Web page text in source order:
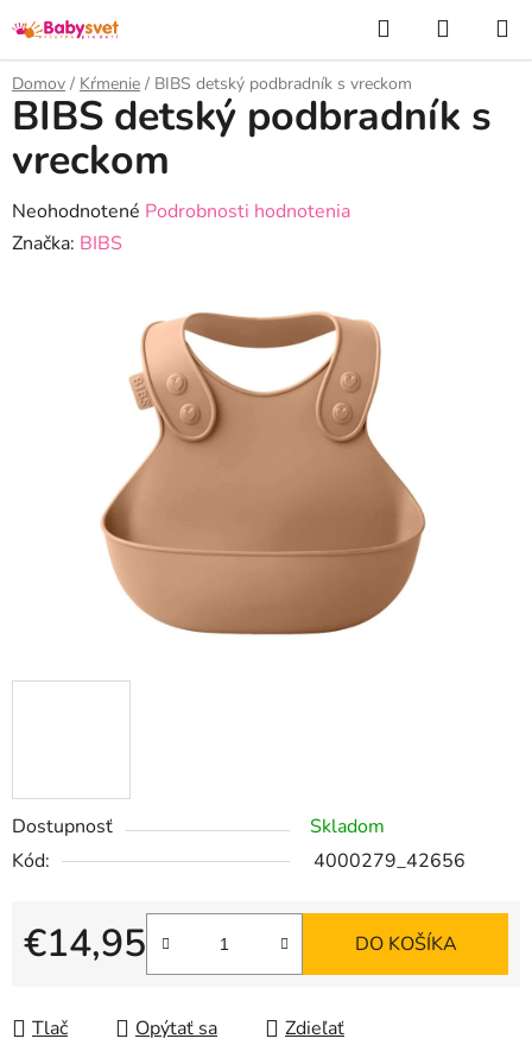
na
obsah
Hľadať
KOŠÍK
Domov / Kŕmenie / BIBS detský podbradník s vreckom
Dostupnosť
Skladom
Kód:
4000279_42656
€14,95
Jednotková cena:
DO KOŠÍKA
Tlač Opýtať sa Zdieľať
BIBS detský podbradník s
vreckom
Priemerné
hodnotenie
Neohodnotené Podrobnosti hodnotenia
Značka: BIBS